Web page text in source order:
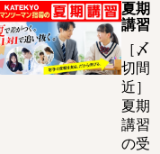
夏期
講習
［〆
切間
近］
夏期
講習
の受